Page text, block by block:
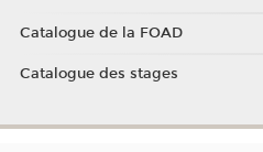
Catalogue de la FOAD
Catalogue des stages